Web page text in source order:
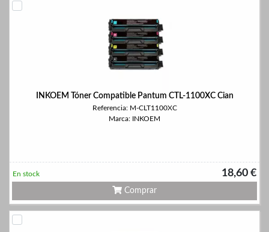
INKOEM Tóner Compatible Pantum CTL-1100XC Cian
Referencia: M-CLT1100XC
Marca: INKOEM
18,60 €
En stock
Comprar